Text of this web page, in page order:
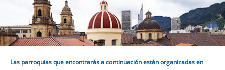
Las parroquias que encontrarás a continuación están organizadas en